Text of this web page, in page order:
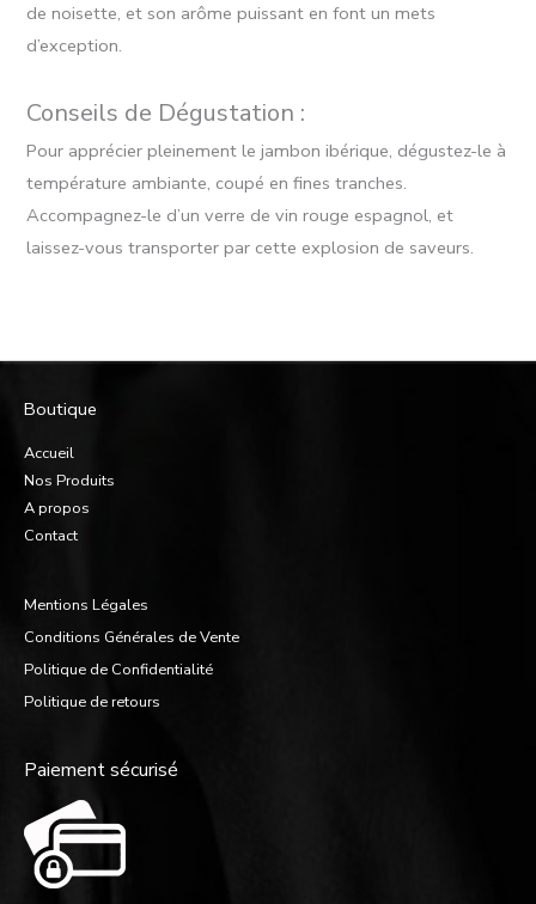
de noisette, et son arôme puissant en font un mets
d’exception.
Conseils de Dégustation :
Pour apprécier pleinement le jambon ibérique, dégustez-le à
température ambiante, coupé en fines tranches.
Accompagnez-le d’un verre de vin rouge espagnol, et
laissez-vous transporter par cette explosion de saveurs.
Boutique
Accueil
Nos Produits
A propos
Contact
Mentions Légales
Conditions Générales de Vente
Politique de Confidentialité
Politique de retours
Paiement sécurisé